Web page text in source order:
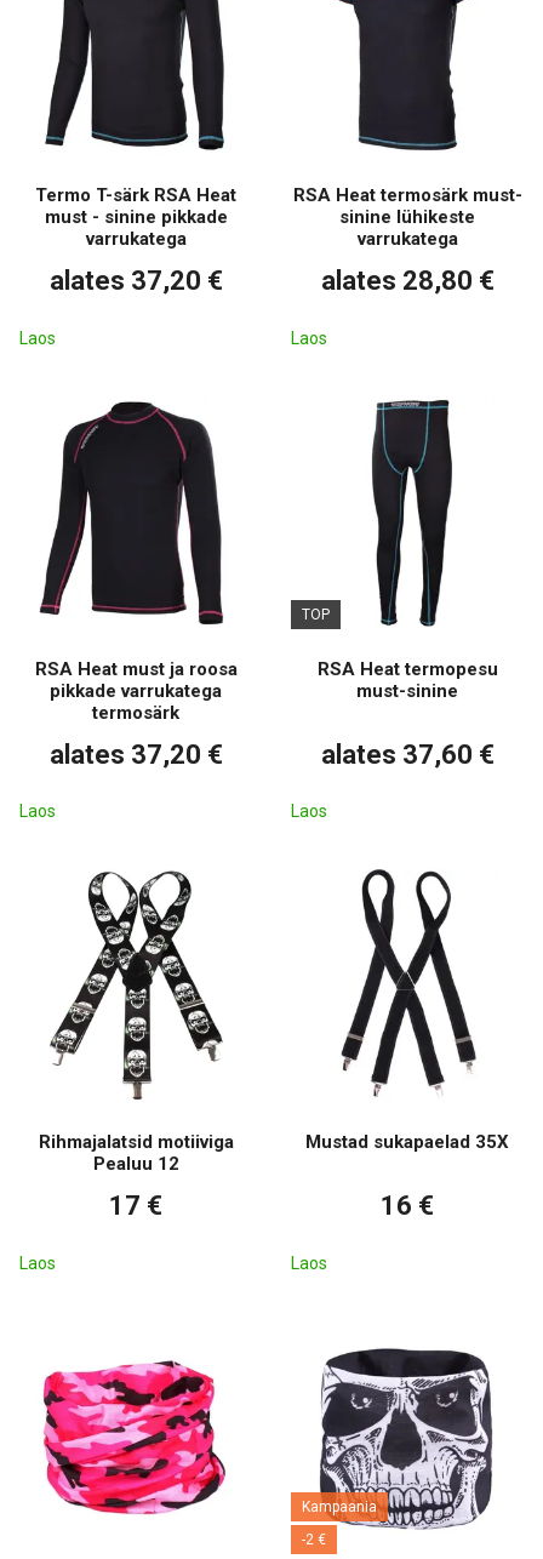
Termo T-särk RSA Heat
must - sinine pikkade
varrukatega
alates 37,20 €
Laos
RSA Heat termosärk must-
sinine lühikeste
varrukatega
alates 28,80 €
Laos
RSA Heat must ja roosa
pikkade varrukatega
termosärk
alates 37,20 €
Laos
TOP
RSA Heat termopesu
must-sinine
alates 37,60 €
Laos
Rihmajalatsid motiiviga
Pealuu 12
17 €
Laos
Mustad sukapaelad 35X
16 €
Laos
Kampaania
-2 €